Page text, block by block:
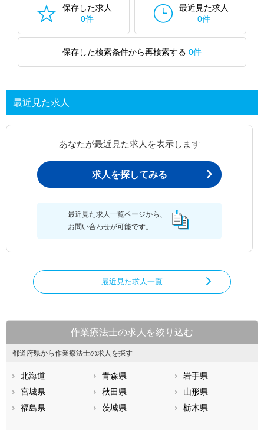
保存した求人
0件
最近見た求人
0件
保存した検索条件から再検索する 0件
最近見た求人
あなたが最近見た求人を表示します
求人を探してみる
最近見た求人一覧ページから、
お問い合わせが可能です。
最近見た求人一覧
作業療法士の求人を絞り込む
都道府県から作業療法士の求人を探す
北海道 青森県
岩手県
宮城県
秋田県
山形県
福島県
茨城県
栃木県